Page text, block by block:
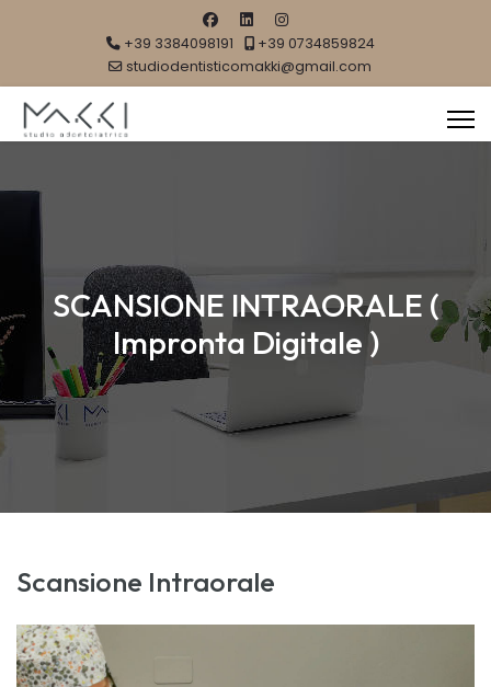
+39 3384098191
+39 0734859824
studiodentisticomakki@gmail.com
SCANSIONE INTRAORALE (
Impronta Digitale )
Scansione Intraorale